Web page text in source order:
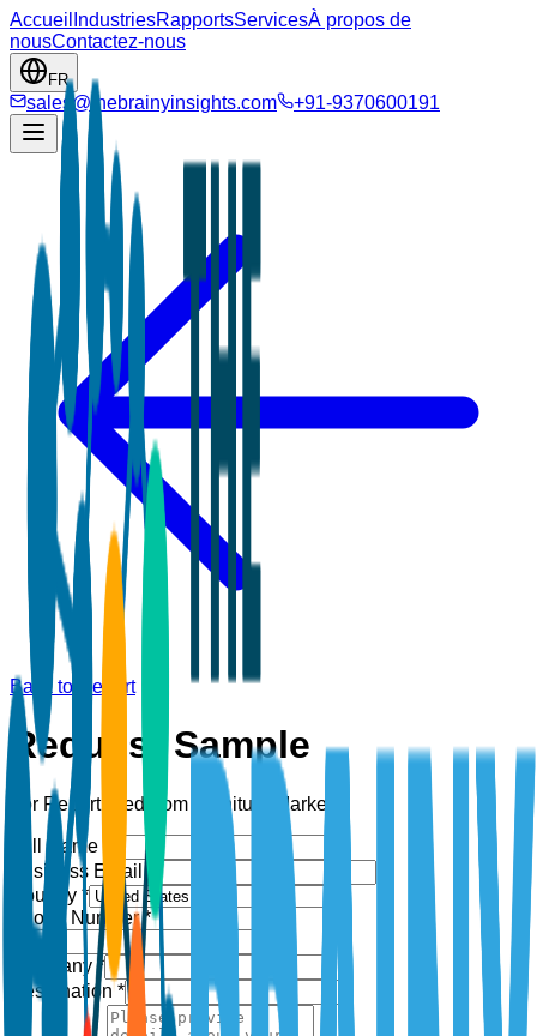
Accueil IndustriesRapportsServicesÀ propos de
nousContactez-nous
FR
sales@thebrainyinsights.com +91-9370600191
Back to Report
Request Sample
For Report: Bedroom Furniture Market
Full Name *
Business Email *
Country *
Phone Number *
Company *
Designation *